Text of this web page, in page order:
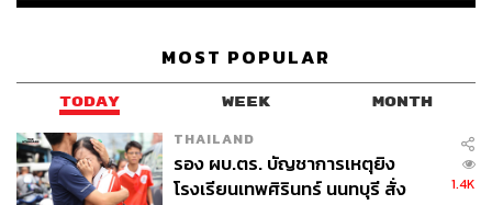
MOST POPULAR
TODAY WEEK MONTH
THAILAND
รอง ผบ.ตร. บัญชาการเหตุยิง
โรงเรียนเทพศิรินทร์ นนทบุรี สั่ง
1.4K